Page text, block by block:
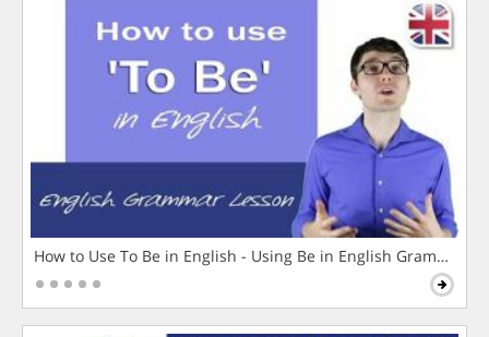
How to Use To Be in English - Using Be in English Grammar